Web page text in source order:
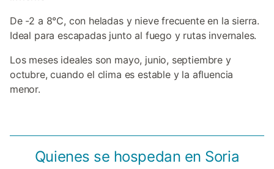
De -2 a 8°C, con heladas y nieve frecuente en la sierra.
Ideal para escapadas junto al fuego y rutas invernales.
Los meses ideales son mayo, junio, septiembre y
octubre, cuando el clima es estable y la afluencia
menor.
Quienes se hospedan en Soria